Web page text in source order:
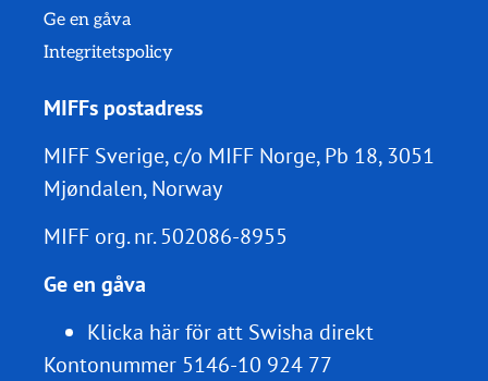
Ge en gåva
Integritetspolicy
MIFFs postadress
MIFF Sverige, c/o MIFF Norge, Pb 18, 3051
Mjøndalen, Norway
MIFF org. nr.502086-8955
Ge en gåva
Klicka här för att Swisha direkt
Kontonummer 5146-10 924 77